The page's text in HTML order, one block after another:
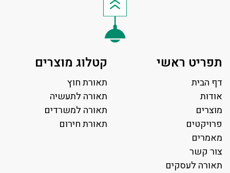
תפריט ראשי
דף הבית
אודות
מוצרים
פרויקטים
מאמרים
צור קשר
תאורה לעסקים
קטלוג מוצרים
תאורת חוץ
תאורה לתעשיה
תאורה למשרדים
תאורת חירום